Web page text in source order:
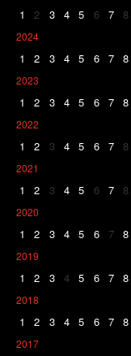
1 2 3 4 5 6 7 8
2024
1 2 3 4 5 6 7 8
2023
1 2 3 4 5 6 7 8
2022
1 2 3 4 5 6 7 8
2021
1 2 3 4 5 6 7 8
2020
1 2 3 4 5 6 7 8
2019
1 2 3 4 5 6 7 8
2018
1 2 3 4 5 6 7 8
2017